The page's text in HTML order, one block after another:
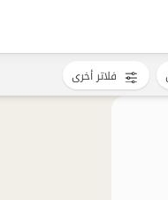
فلاتر أخرى